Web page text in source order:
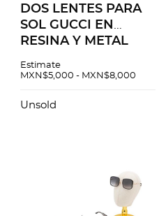
DOS LENTES PARA
SOL GUCCI EN
RESINA Y METAL
Estimate
MXN$5,000 - MXN$8,000
Unsold